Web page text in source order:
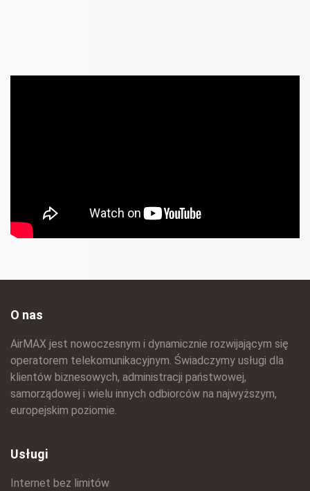
O nas
AirMAX jest nowoczesnym i dynamicznie rozwijającym się
operatorem telekomunikacyjnym. Świadczymy usługi dla
klientów biznesowych, administracji państwowej,
samorządowej i wielu innych odbiorców na najwyższym,
europejskim poziomie.
Usługi
Internet bez limitów